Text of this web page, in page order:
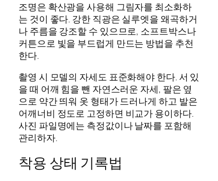
조명은 확산광을 사용해 그림자를 최소화하
는 것이 좋다. 강한 직광은 실루엣을 왜곡하거
나 주름을 강조할 수 있으므로, 소프트박스나
커튼으로 빛을 부드럽게 만드는 방법을 추천
한다.
촬영 시 모델의 자세도 표준화해야 한다. 서 있
을 때 어깨 힘을 뺀 자연스러운 자세, 팔은 옆
으로 약간 띄워 옷 형태가 드러나게 하고 발은
어깨너비 정도로 고정하면 비교가 용이하다.
사진 파일명에는 측정값이나 날짜를 포함해
관리하자.
착용 상태 기록법